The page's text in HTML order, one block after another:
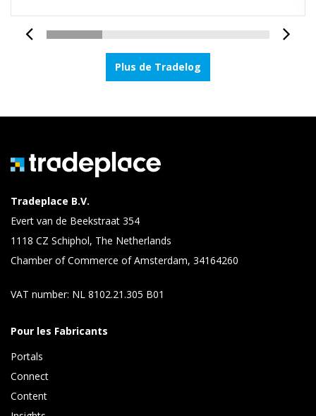
Plus de Tradelog
Tradeplace B.V.
Evert van de Beekstraat 354
1118 CZ Schiphol, The Netherlands
Chamber of Commerce of Amsterdam, 34164260
VAT number: NL 8102.21.305 B01
Pour les Fabricants
Portals
Connect
Content